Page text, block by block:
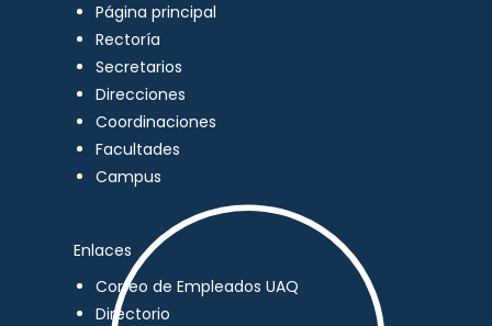
Página principal
Rectoría
Secretarios
Direcciones
Coordinaciones
Facultades
Campus
Enlaces
Correo de Empleados UAQ
Directorio